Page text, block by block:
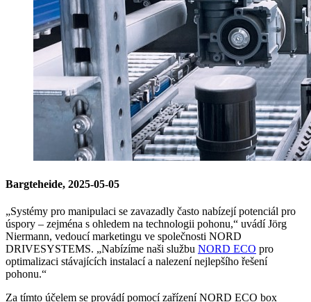
Bargteheide, 2025-05-05
„Systémy pro manipulaci se zavazadly často nabízejí potenciál pro
úspory – zejména s ohledem na technologii pohonu,“ uvádí Jörg
Niermann, vedoucí marketingu ve společnosti NORD
DRIVESYSTEMS. „Nabízíme naši službu NORD ECO pro
optimalizaci stávajících instalací a nalezení nejlepšího řešení
pohonu.“
Za tímto účelem se provádí pomocí zařízení NORD ECO box